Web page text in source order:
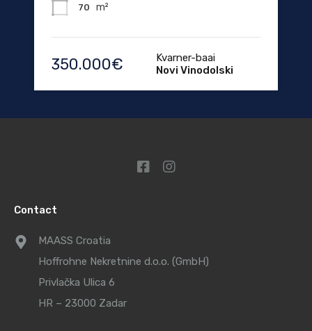
70 m²
350.000€
Kvarner-baai
Novi Vinodolski
Contact
MAASS Croatia
Hoffrohne Nekretnine d.o.o. (GmbH)
Privlačka Ulica 6
HR – 23000 Zadar